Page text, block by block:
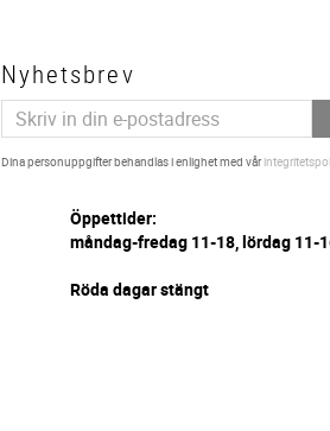
Nyhetsbrev
Dina personuppgifter behandlas i enlighet med vår
Öppettider:
måndag-fredag 11-18, lördag 11-
Röda dagar stängt